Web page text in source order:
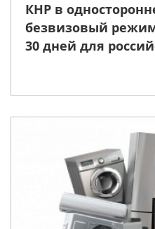
КНР в
безвизовый
30 дней для